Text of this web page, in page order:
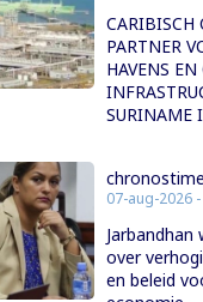
CARIBISCH
PARTNER
HAVENS
SURINAME
07-aug-2026
Jarbandhan
over
en beleid